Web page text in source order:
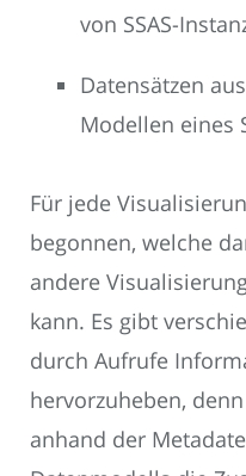
von SSAS-
Datensätzen
Modellen eines
Für jede
begonnen, welche
andere
kann. Es gibt
durch Aufrufe
hervorzuheben,
anhand der